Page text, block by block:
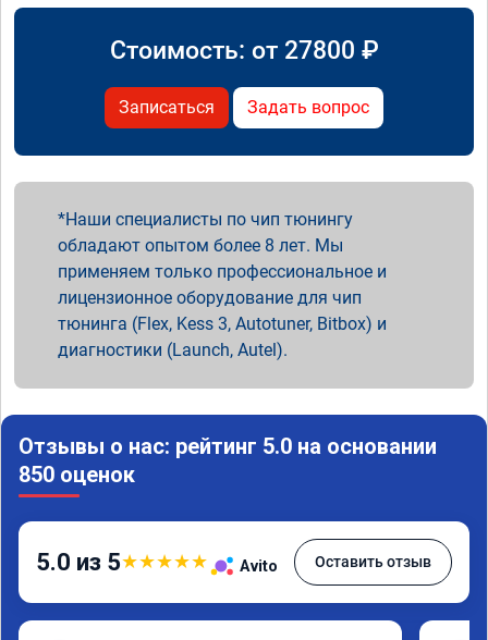
Стоимость: от 27800 ₽
Записаться Задать вопрос
Наши специалисты по чип тюнингу
обладают опытом более 8 лет. Мы
применяем только профессиональное и
лицензионное оборудование для чип
тюнинга (Flex, Kess 3, Autotuner, Bitbox) и
диагностики (Launch, Autel).
Отзывы о нас: рейтинг 5.0 на основании
850 оценок
5.0 из 5★★★★★ Avito Оставить отзыв